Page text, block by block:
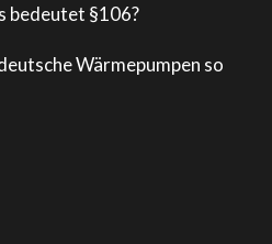
bedeutet §106?
Wärmepumpen so